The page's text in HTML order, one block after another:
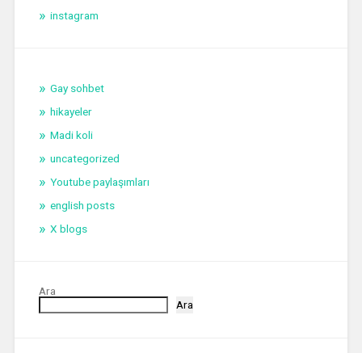
instagram
Gay sohbet
hikayeler
Madi koli
uncategorized
Youtube paylaşımları
english posts
X blogs
Ara
Ara